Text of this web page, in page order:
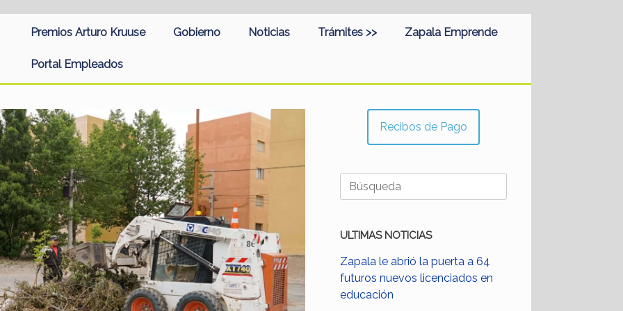
Premios Arturo Kruuse Gobierno Noticias Trámites >> Zapala Emprende
Portal Empleados
Recibos de Pago
Buscar:
ULTIMAS NOTICIAS
Zapala le abrió la puerta a 64
futuros nuevos licenciados en
educación